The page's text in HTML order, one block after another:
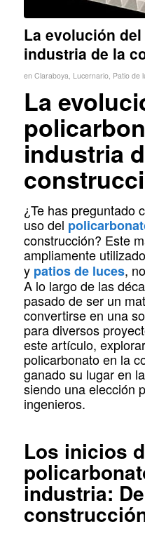
La evolución
industria de la
en Claraboya Lucernario, Patio de
La
industria
¿Te has preguntado
uso del
construcción? Este
ampliamente
y patios de luces,
A lo largo de las
pasado de ser un
convertirse en una
para diversos
este artículo,
policarbonato en la
ganado su lugar en
siendo una elección
ingenieros.
Los inicios
industria: